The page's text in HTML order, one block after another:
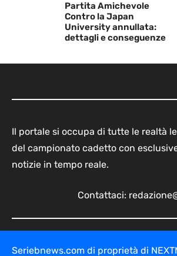
Partita Amichevole
Contro la Japan
University annullata:
dettagli e conseguenze
Il portale si occupa di tutte le realtà
del campionato cadetto con
notizie in tempo reale.
Contattaci:
Seriebnews.com di proprietà di